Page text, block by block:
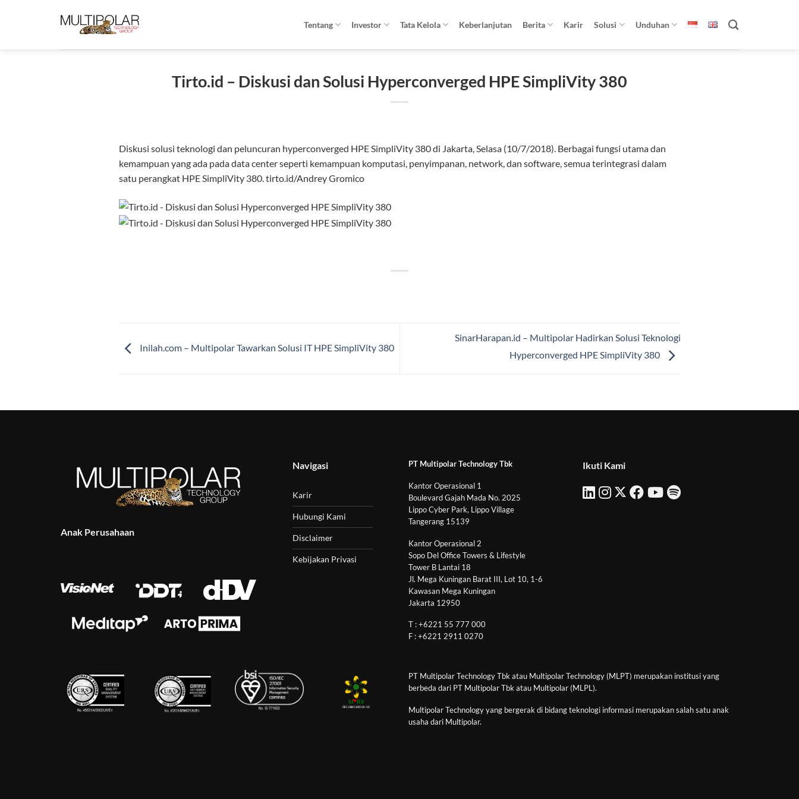
Tentang Investor Tata Kelola Keberlanjutan Berita Karir Solusi Unduhan
Tirto.id – Diskusi dan Solusi Hyperconverged HPE SimpliVity 380
Diskusi solusi teknologi dan peluncuran hyperconverged HPE SimpliVity 380 di Jakarta, Selasa (10/7/2018). Berbagai fungsi utama dan
kemampuan yang ada pada data center seperti kemampuan komputasi, penyimpanan, network, dan software, semua terintegrasi dalam
satu perangkat HPE SimpliVity 380. tirto.id/Andrey Gromico
Inilah.com – Multipolar Tawarkan Solusi IT HPE SimpliVity 380
SinarHarapan.id – Multipolar Hadirkan Solusi Teknologi
Hyperconverged HPE SimpliVity 380
Anak Perusahaan
Navigasi
Karir
Hubungi Kami
Disclaimer
Kebijakan Privasi
PT Multipolar Technology Tbk
Kantor Operasional 1
Boulevard Gajah Mada No. 2025
Lippo Cyber Park, Lippo Village
Tangerang 15139
Kantor Operasional 2
Sopo Del Office Towers & Lifestyle
Tower B Lantai 18
Jl. Mega Kuningan Barat III, Lot 10, 1-6
Kawasan Mega Kuningan
Jakarta 12950
T : +6221 55 777 000
F : +6221 2911 0270
Ikuti Kami
PT Multipolar Technology Tbk atau Multipolar Technology (MLPT) merupakan institusi yang
berbeda dari PT Multipolar Tbk atau Multipolar (MLPL).
Multipolar Technology yang bergerak di bidang teknologi informasi merupakan salah satu anak
usaha dari Multipolar.